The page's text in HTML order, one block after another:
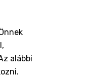
alábbi